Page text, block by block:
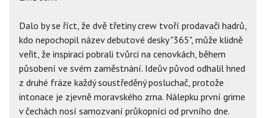
Dalo by se říct, že dvě třetiny crew tvoří prodavači hadrů,
kdo nepochopil název debutové desky "365", může klidně
veřit, že inspiraci pobrali tvůrci na cenovkách, během
působení ve svém zaměstnání. Ideův původ odhalil hned
z druhé fráze každý soustředěný posluchač, protože
intonace je zjevně moravského zrna. Nálepku první grime
v čechách nosí samozvaní průkopníci od prvního dne.